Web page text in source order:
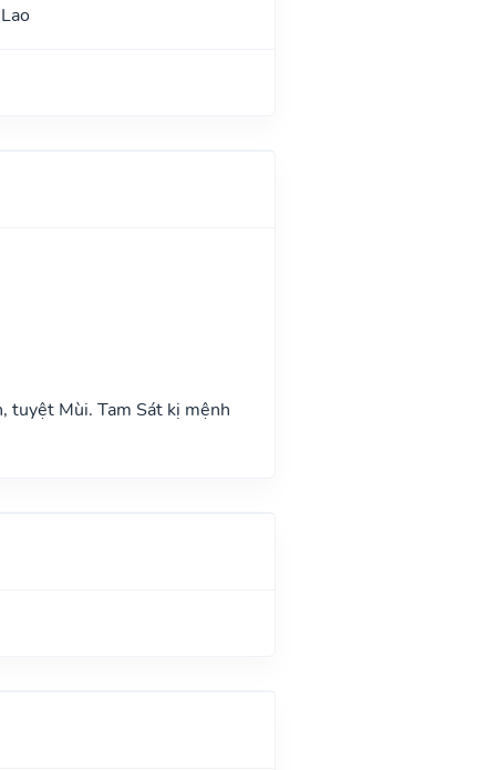
tuyệt Mùi. Tam Sát kị mệnh